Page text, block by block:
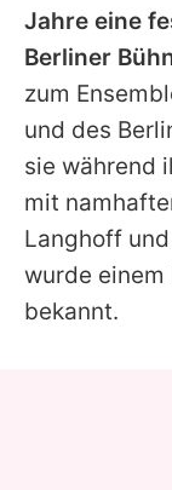
Jahre eine
Berliner
zum
und des
sie während
mit
Langhoff
wurde
bekannt.